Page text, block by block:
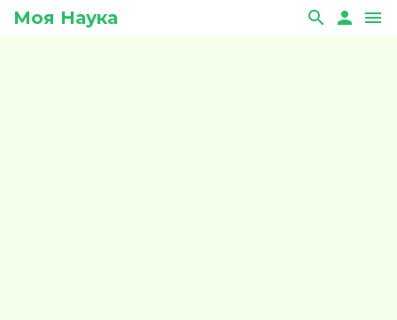
Моя Наука search person menu